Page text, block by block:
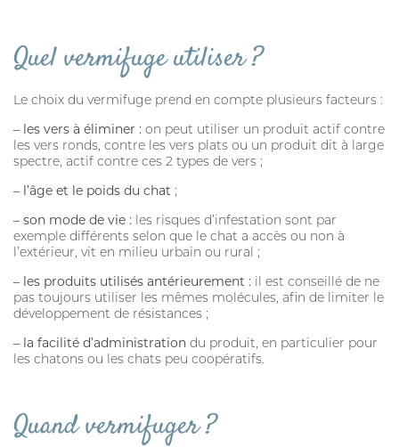
Quel vermifuge utiliser ?
Le choix du vermifuge prend en compte plusieurs facteurs :
– les vers à éliminer : on peut utiliser un produit actif contre
les vers ronds, contre les vers plats ou un produit dit à large
spectre, actif contre ces 2 types de vers ;
– l’âge et le poids du chat ;
– son mode de vie : les risques d’infestation sont par
exemple différents selon que le chat a accès ou non à
l’extérieur, vit en milieu urbain ou rural ;
– les produits utilisés antérieurement : il est conseillé de ne
pas toujours utiliser les mêmes molécules, afin de limiter le
développement de résistances ;
– la facilité d’administration du produit, en particulier pour
les chatons ou les chats peu coopératifs.
Quand vermifuger ?